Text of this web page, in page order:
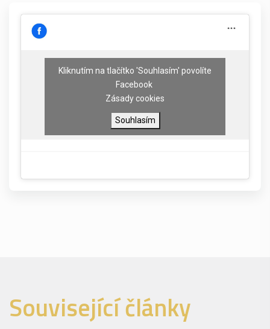
Kliknutím na tlačítko 'Souhlasím' povolíte
Facebook
Zásady cookies
Souhlasím
Související články